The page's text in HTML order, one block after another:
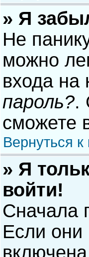
» Я
Не
можно
входа
пароль?.
сможете
Вернуться к
» Я
войти!
Сначала
Если